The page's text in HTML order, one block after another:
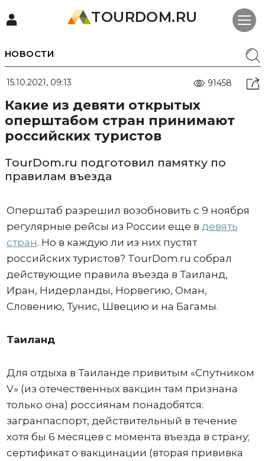
TOURDOM.RU
НОВОСТИ
15.10.2021, 09:13 91458
Какие из девяти открытых
оперштабом стран принимают
российских туристов
TourDom.ru подготовил памятку по
правилам въезда
Оперштаб разрешил возобновить с 9 ноября
регулярные рейсы из России еще в девять
стран. Но в каждую ли из них пустят
российских туристов? TourDom.ru собрал
действующие правила въезда в Таиланд,
Иран, Нидерланды, Норвегию, Оман,
Словению, Тунис, Швецию и на Багамы.
Таиланд
Для отдыха в Таиланде привитым «Спутником
V» (из отечественных вакцин там признана
только она) россиянам понадобятся:
загранпаспорт, действительный в течение
хотя бы 6 месяцев с момента въезда в страну;
сертификат о вакцинации (вторая прививка